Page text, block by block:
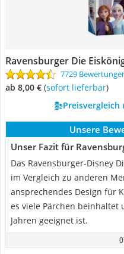
Ravensburger Die
7729
ab 8,00 € ( Sofort lieferbar)
Preisvergleich
Unsere
Unser Fazit für
Das Ravensburger-Disney
im Vergleich zu anderen
ansprechendes Design für
es viele Pärchen
Jahren geeignet ist.